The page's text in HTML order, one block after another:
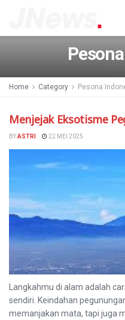
Home Category Pesona
Menjejak Eksotisme
BYASTRI 22 MEI 2025
Langkahmu di alam adalah
sendiri. Keindahan
memanjakan mata, tapi juga